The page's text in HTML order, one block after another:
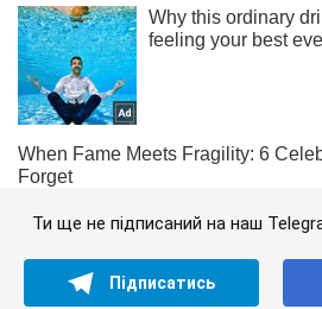
Ти ще не підписаний на наш
Підписатись